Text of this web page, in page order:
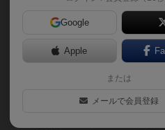
〇30分程度で心理戦と拡
【はじめに】
キックスターター版を遊
Google
Apple
または
メールで会員登録